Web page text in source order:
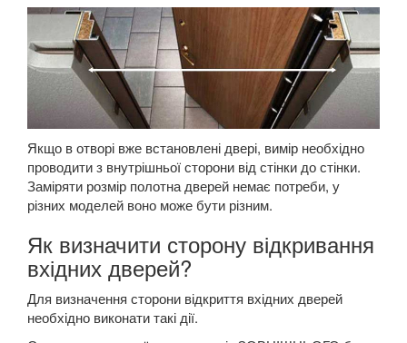
Якщо в отворі вже встановлені двері, вимір необхідно
проводити з внутрішньої сторони від стінки до стінки.
Заміряти розмір полотна дверей немає потреби, у
різних моделей воно може бути різним.
Як визначити сторону відкривання
вхідних дверей?
Для визначення сторони відкриття вхідних дверей
необхідно виконати такі дії.